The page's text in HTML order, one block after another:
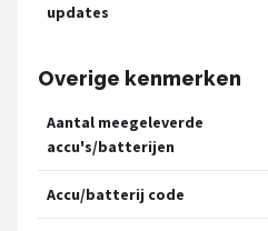
updates
Overige kenmerken
Aantal meegeleverde
accu's/batterijen
Accu/batterij code